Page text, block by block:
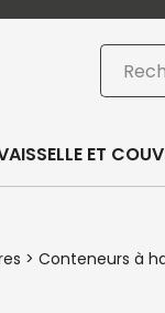
ET
> Conteneurs à